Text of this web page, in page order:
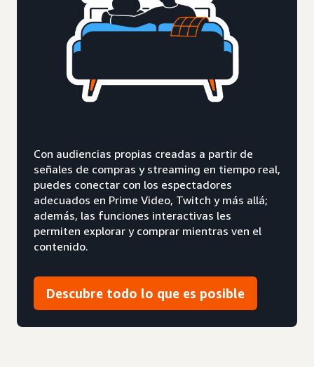
Con audiencias propias creadas a partir de
señales de compras y streaming en tiempo real,
puedes conectar con los espectadores
adecuados en Prime Video, Twitch y más allá;
además, las funciones interactivas les
permiten explorar y comprar mientras ven el
contenido.
Descubre todo lo que es posible